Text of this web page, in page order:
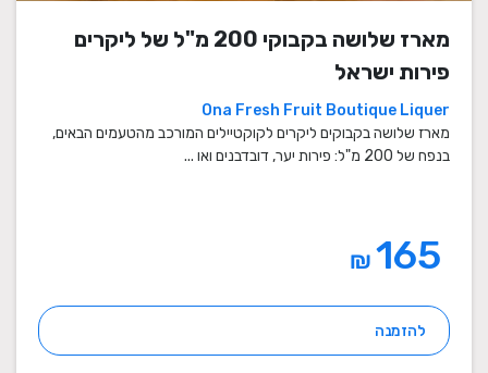
מארז שלושה בקבוקי 200 מ"ל של ליקרים
פירות ישראל
Ona Fresh Fruit Boutique Liquer
מארז שלושה בקבוקים ליקרים לקוקטיילים המורכב מהטעמים הבאים,
בנפח של 200 מ"ל: פירות יער, דובדבנים ואו ...
₪
להזמנה